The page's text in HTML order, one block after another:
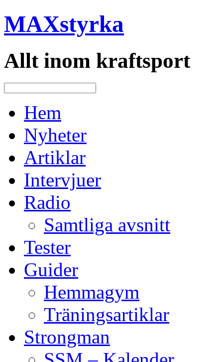
MAXstyrka
Allt inom kraftsport
Hem
Nyheter
Artiklar
Intervjuer
Radio
Samtliga avsnitt
Tester
Guider
Hemmagym
Träningsartiklar
Strongman